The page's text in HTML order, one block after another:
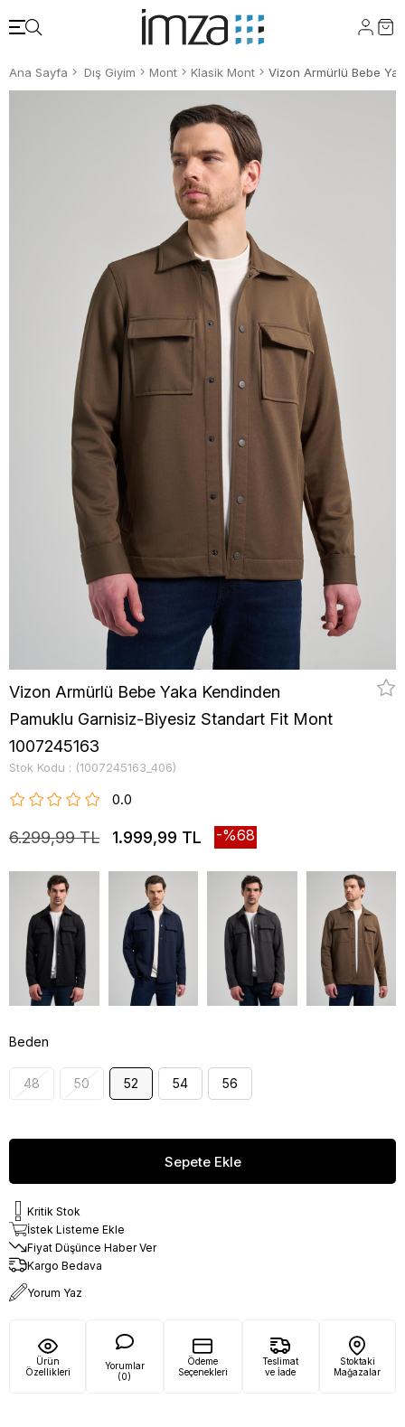
Ana Sayfa Dış Giyim Mont Klasik Mont
Vizon Armürlü Bebe Yaka Kendinden
Pamuklu Garnisiz-Biyesiz Standart Fit Mont
1007245163
Stok Kodu (1007245163_406)
0.0
6.299,99 TL 1.999,99 TL 68
Beden
48 50 52 54 56
Kritik Stok
İstek Listeme Ekle
Fiyat Düşünce Haber Ver
Kargo Bedava
Yorum Yaz
Ürün
Özellikleri
Yorumlar
(0)
Ödeme
Seçenekleri
Teslimat
ve İade
Stoktaki
Mağazalar